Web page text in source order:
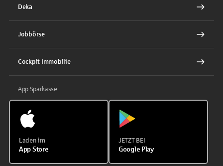
Deka
Jobbörse
Cockpit Immobilie
App Sparkasse
Laden im
App Store
JETZT BEI
Google Play